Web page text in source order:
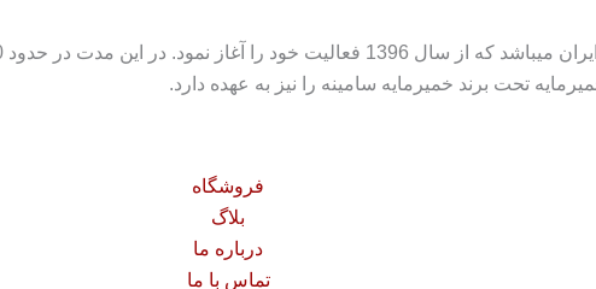
تحت برند خمیرمایه سامینه را نیز به عهده دارد.
فروشگاه
بلاگ
درباره ما
تماس با ما